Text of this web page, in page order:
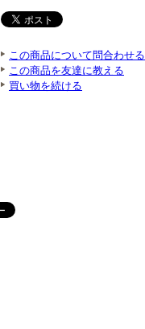
この商品について問合わせる
この商品を友達に教える
買い物を続ける